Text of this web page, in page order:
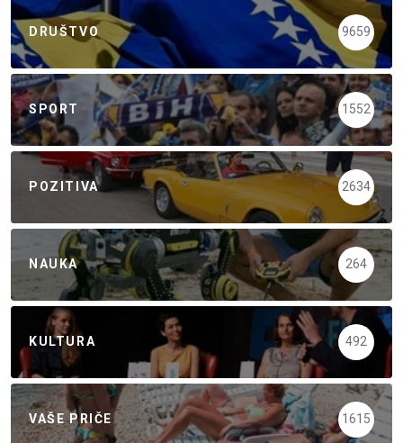
DRUŠTVO 9659
SPORT 1552
POZITIVA 2634
NAUKA 264
KULTURA 492
VAŠE PRIČE 1615